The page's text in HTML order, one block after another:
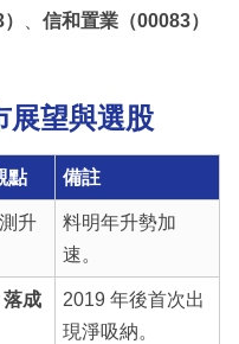
信和置業（00083）
展望與選股
點 備註
升
料明年升勢加
速。
落成
2019 年後首次出
現淨吸納。